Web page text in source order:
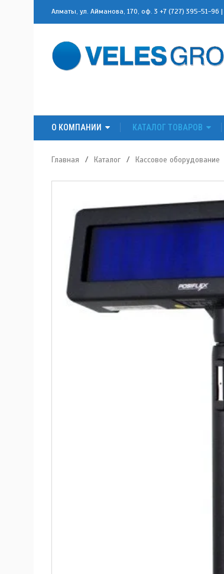
Алматы, ул. Айманова, 170, оф. 3 +7 (727) 395-51-96 |
О КОМПАНИИ КАТАЛОГ ТОВАРОВ
Главная / Каталог / Кассовое оборудование